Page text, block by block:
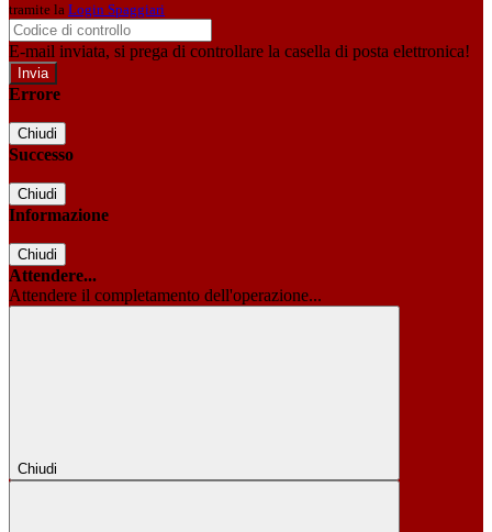
tramite la Login Spaggiari
E-mail inviata, si prega di controllare la casella di posta elettronica!
Errore
Chiudi
Successo
Chiudi
Informazione
Chiudi
Attendere...
Attendere il completamento dell'operazione...
Chiudi